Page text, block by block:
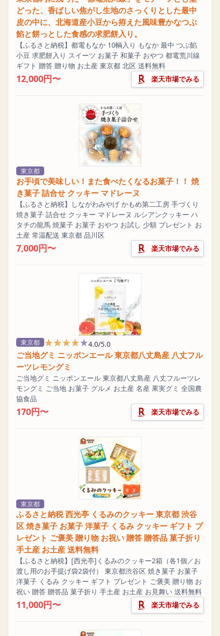
どった、香ばしい焦がし生地のさっくりとした最中
皮の中に、北海道産小豆から拵えた風味豊かなつぶ
餡と餅っとした食感の求肥餅入り。
【ふるさと納税】都電もなか 10輌入り もなか 最中 つぶ餡
小豆 求肥餅入り スイーツ お菓子 和菓子 おやつ 都電荒川線
ギフト 贈答 贈り物 お土産 東京都 北区 送料無料
12,000円〜 楽天市場でみる
東京都
お手頃で美味しい！また食べたくなるお菓子！！ 焼
き菓子 詰合せ クッキー マドレーヌ
【ふるさと納税】しながわみやげ かもめ第二工房 手づくり
焼き菓子 詰合せ クッキー マドレーヌ ルシアンクッキー ハ
タチの龍馬 焼菓子 お菓子 おやつ お試し 少額 プレゼント お
土産 常温配送 東京都 品川区
7,000円〜 楽天市場でみる
東京都 ★★★★★
★★★★★4.0/5.0
ご当地グミ ニッポンエール 東京都八丈島産 八丈フル
ーツレモングミ
ご当地グミ ニッポンエール 東京都八丈島産 八丈フルーツレ
モングミ ご当地 お菓子 グルメ お土産 名産 果実グミ 全国農
協食品
170円〜 楽天市場でみる
東京都
ふるさと納税 西光亭 くるみのクッキー 東京都 渋谷
区 焼き菓子 お菓子 洋菓子 くるみ クッキー ギフト プ
レゼント ご褒美 贈り物 お祝い 贈答 贈答品 菓子折り
手土産 お土産 送料無料
【ふるさと納税】[西光亭]くるみのクッキー2箱（各1個／お
渡し用のお手提げ袋2袋付） 東京都渋谷区 焼き菓子 お菓子
洋菓子 くるみ クッキー ギフト プレゼント ご褒美 贈り物 お
祝い 贈答 贈答品 菓子折り 手土産 お土産 お見舞い 送料無料
11,000円〜 楽天市場でみる